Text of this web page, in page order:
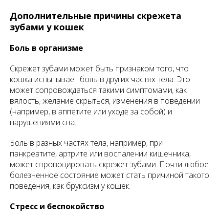
Дополнительные причины скрежета
зубами у кошек
Боль в организме
Скрежет зубами может быть признаком того, что
кошка испытывает боль в других частях тела. Это
может сопровождаться такими симптомами, как
вялость, желание скрыться, изменения в поведении
(например, в аппетите или уходе за собой) и
нарушениями сна.
Боль в разных частях тела, например, при
панкреатите, артрите или воспалении кишечника,
может спровоцировать скрежет зубами. Почти любое
болезненное состояние может стать причиной такого
поведения, как бруксизм у кошек.
Стресс и беспокойство